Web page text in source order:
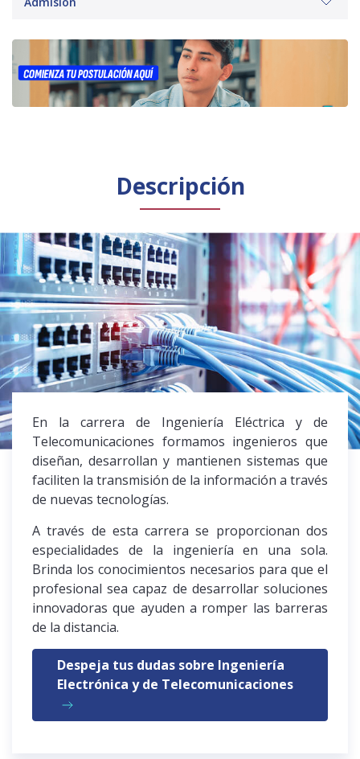
English
Descripción
En la carrera de Ingeniería Eléctrica y de
Telecomunicaciones formamos ingenieros que
diseñan, desarrollan y mantienen sistemas que
faciliten la transmisión de la información a través
de nuevas tecnologías.
A través de esta carrera se proporcionan dos
especialidades de la ingeniería en una sola.
Brinda los conocimientos necesarios para que el
profesional sea capaz de desarrollar soluciones
innovadoras que ayuden a romper las barreras
de la distancia.
Despeja tus dudas sobre Ingeniería
Electrónica y de Telecomunicaciones